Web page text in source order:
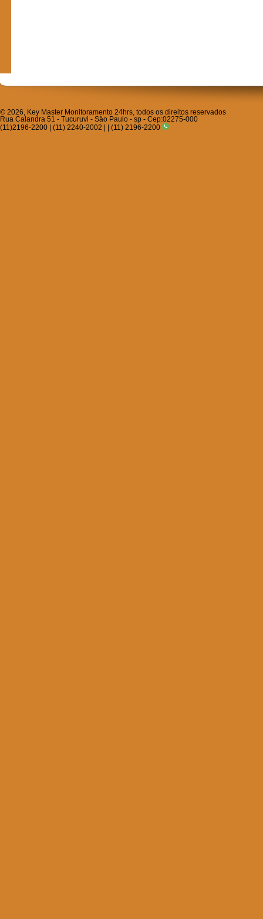
© 2026, Key Master Monitoramento 24hrs, todos os direitos reservados
Rua Calandra 51 - Tucuruvi - Säo Paulo - sp - Cep:02275-000
(11)2196-2200 | (11) 2240-2002 | | (11) 2196-2200